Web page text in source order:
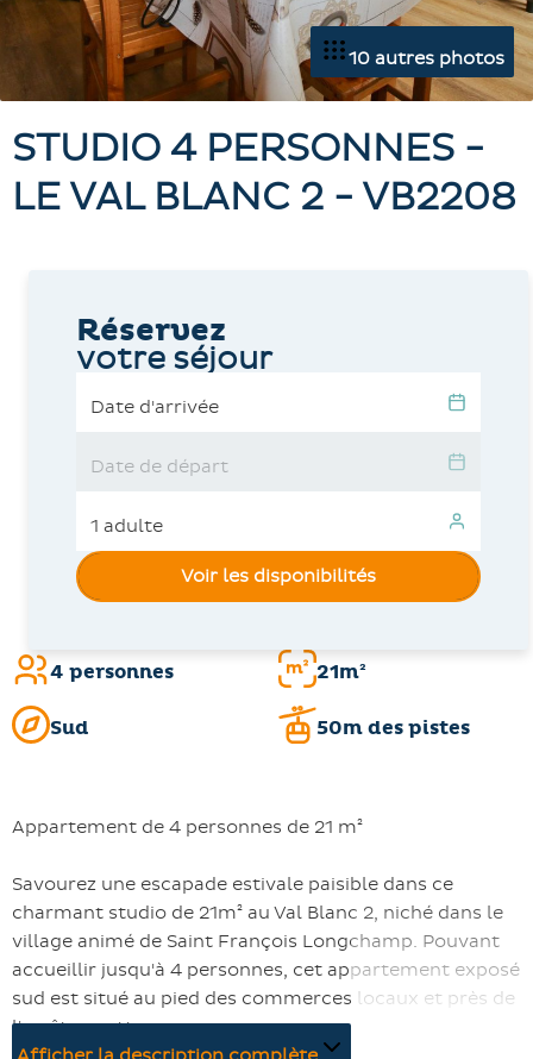
10 autres photos
STUDIO 4 PERSONNES -
LE VAL BLANC 2 - VB2208
4 personnes 21m²
Sud 50m des pistes
Appartement de 4 personnes de 21 m²
Savourez une escapade estivale paisible dans ce
charmant studio de 21m² au Val Blanc 2, niché dans le
village animé de Saint François Longchamp. Pouvant
accueillir jusqu'à 4 personnes, cet appartement exposé
sud est situé au pied des commerces locaux et près de
l'arrêt navette.
Réservez
votre séjour
Voir les disponibilités